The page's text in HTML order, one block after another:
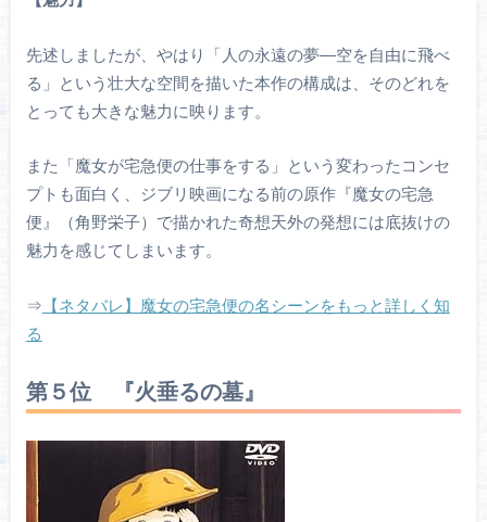
先述しましたが、やはり「人の永遠の夢―空を自由に飛べ
る」という壮大な空間を描いた本作の構成は、そのどれを
とっても大きな魅力に映ります。
また「魔女が宅急便の仕事をする」という変わったコンセ
プトも面白く、ジブリ映画になる前の原作『魔女の宅急
便』（角野栄子）で描かれた奇想天外の発想には底抜けの
魅力を感じてしまいます。
⇒ 【ネタバレ】魔女の宅急便の名シーンをもっと詳しく知
る
第５位 『火垂るの墓』